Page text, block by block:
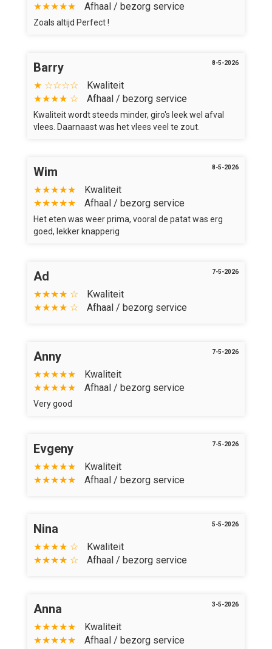
Home
Contact
★★★★★
Afhaal / bezorg service
Zoals altijd Perfect !
Barry
★ ☆☆☆☆
Kwaliteit
★★★★ ☆
Afhaal / bezorg service
Kwaliteit wordt steeds minder, giro's leek wel afval
vlees. Daarnaast was het vlees veel te zout.
8-5-2026
Wim
★★★★★
Kwaliteit
★★★★★
Afhaal / bezorg service
Het eten was weer prima, vooral de patat was erg
goed, lekker knapperig
8-5-2026
Ad
★★★★ ☆
Kwaliteit
★★★★ ☆
Afhaal / bezorg service
7-5-2026
Anny
★★★★★
Kwaliteit
★★★★★
Afhaal / bezorg service
Very good
7-5-2026
Evgeny
★★★★★
Kwaliteit
★★★★★
Afhaal / bezorg service
7-5-2026
Nina
★★★★ ☆
Kwaliteit
★★★★ ☆
Afhaal / bezorg service
5-5-2026
Anna
★★★★★
Kwaliteit
★★★★★
Afhaal / bezorg service
3-5-2026